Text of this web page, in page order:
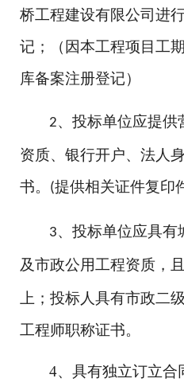
桥工程建设有限公司进
记；（因本工程项目工
库备案注册登记）
2、投标单位应提供
资质、银行开户、法人
书。 (提供相关证件复印
3、投标单位应具
及市政公用工程资质，
上；投标人具有市政二
工程师职称证书。
4、具有独立订立合